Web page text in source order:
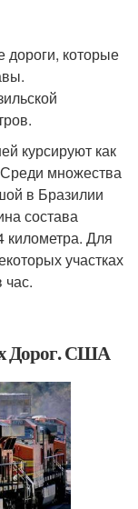
которые
курсируют как
Среди множества
в Бразилии
состава
километра. Для
участках
час.
Дорог. США